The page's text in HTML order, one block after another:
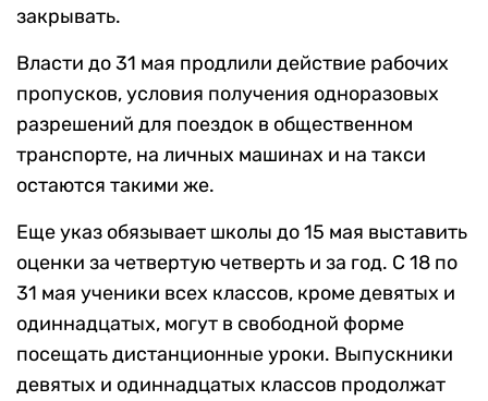
закрывать.
Власти до 31 мая продлили действие рабочих
пропусков, условия получения одноразовых
разрешений для поездок в общественном
транспорте, на личных машинах и на такси
остаются такими же.
Еще указ обязывает школы до 15 мая выставить
оценки за четвертую четверть и за год. С 18 по
31 мая ученики всех классов, кроме девятых и
одиннадцатых, могут в свободной форме
посещать дистанционные уроки. Выпускники
девятых и одиннадцатых классов продолжат